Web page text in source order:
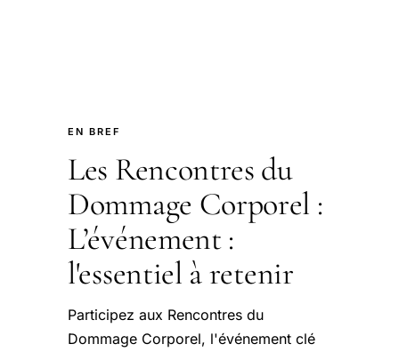
EN BREF
Les Rencontres du
Dommage Corporel :
L’événement :
l'essentiel à retenir
Participez aux Rencontres du
Dommage Corporel, l'événement clé